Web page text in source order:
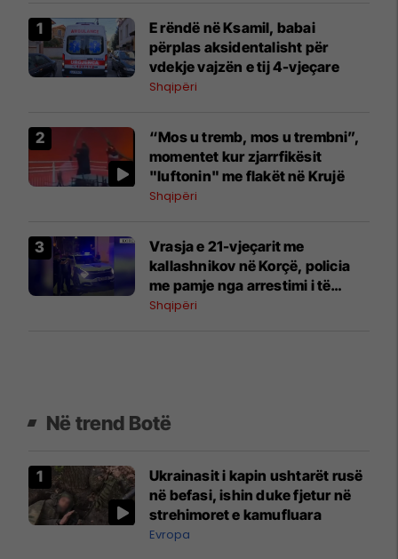
E rëndë në Ksamil, babai
përplas aksidentalisht për
vdekje vajzën e tij 4-vjeçare
Shqipëri
“Mos u tremb, mos u trembni”,
momentet kur zjarrfikësit
"luftonin" me flakët në Krujë
Shqipëri
Vrasja e 21-vjeçarit me
kallashnikov në Korçë, policia
me pamje nga arrestimi i të
dyshuarit
Shqipëri
Në trend Botë
Ukrainasit i kapin ushtarët rusë
në befasi, ishin duke fjetur në
strehimoret e kamufluara
Evropa